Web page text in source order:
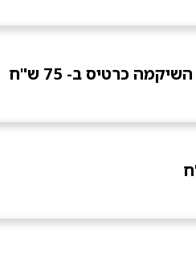
כרטיס ב- 75 ש"ח